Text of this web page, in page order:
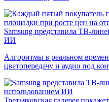
Samsung представила ТВ-
ИИ
Алгоритмы в реальном
цветопередачу и аудио под
Третьяковская галерея